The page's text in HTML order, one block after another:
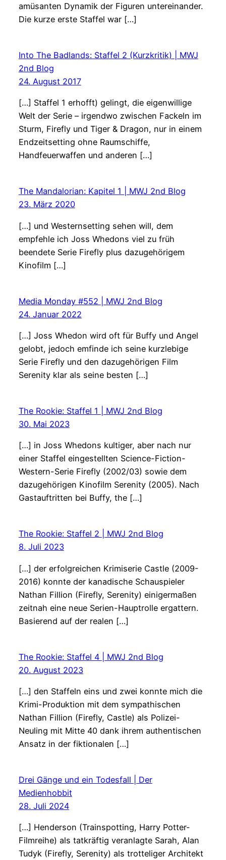
amüsanten Dynamik der Figuren untereinander.
Die kurze erste Staffel war […]
Into The Badlands: Staffel 2 (Kurzkritik) | MWJ
2nd Blog
24. August 2017
[…] Staffel 1 erhofft) gelingt, die eigenwillige
Welt der Serie – irgendwo zwischen Fackeln im
Sturm, Firefly und Tiger & Dragon, nur in einem
Endzeitsetting ohne Raumschiffe,
Handfeuerwaffen und anderen […]
The Mandalorian: Kapitel 1 | MWJ 2nd Blog
23. März 2020
[…] und Westernsetting sehen will, dem
empfehle ich Joss Whedons viel zu früh
beendete Serie Firefly plus dazugehörigem
Kinofilm […]
Media Monday #552 | MWJ 2nd Blog
24. Januar 2022
[…] Joss Whedon wird oft für Buffy und Angel
gelobt, jedoch emfinde ich seine kurzlebige
Serie Firefly und den dazugehörigen Film
Serenity klar als seine besten […]
The Rookie: Staffel 1 | MWJ 2nd Blog
30. Mai 2023
[…] in Joss Whedons kultiger, aber nach nur
einer Staffel eingestellten Science-Fiction-
Western-Serie Firefly (2002/03) sowie dem
dazugehörigen Kinofilm Serenity (2005). Nach
Gastauftritten bei Buffy, the […]
The Rookie: Staffel 2 | MWJ 2nd Blog
8. Juli 2023
[…] der erfolgreichen Krimiserie Castle (2009-
2016) konnte der kanadische Schauspieler
Nathan Fillion (Firefly, Serenity) einigermaßen
zeitnah eine neue Serien-Hauptrolle ergattern.
Basierend auf der realen […]
The Rookie: Staffel 4 | MWJ 2nd Blog
20. August 2023
[…] den Staffeln eins und zwei konnte mich die
Krimi-Produktion mit dem sympathischen
Nathan Fillion (Firefly, Castle) als Polizei-
Neuling mit Mitte 40 dank ihrem authentischen
Ansatz in der fiktionalen […]
Drei Gänge und ein Todesfall | Der
Medienhobbit
28. Juli 2024
[…] Henderson (Trainspotting, Harry Potter-
Filmreihe) als tatkräftig veranlagte Sarah, Alan
Tudyk (Firefly, Serenity) als trotteliger Architekt